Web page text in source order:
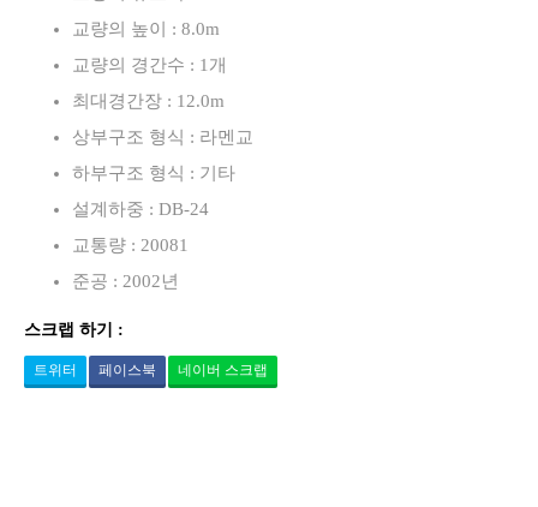
교량의 높이 : 8.0m
교량의 경간수 : 1개
최대경간장 : 12.0m
상부구조 형식 : 라멘교
하부구조 형식 : 기타
설계하중 : DB-24
교통량 : 20081
준공 : 2002년
스크랩 하기 :
트위터 페이스북 네이버 스크랩